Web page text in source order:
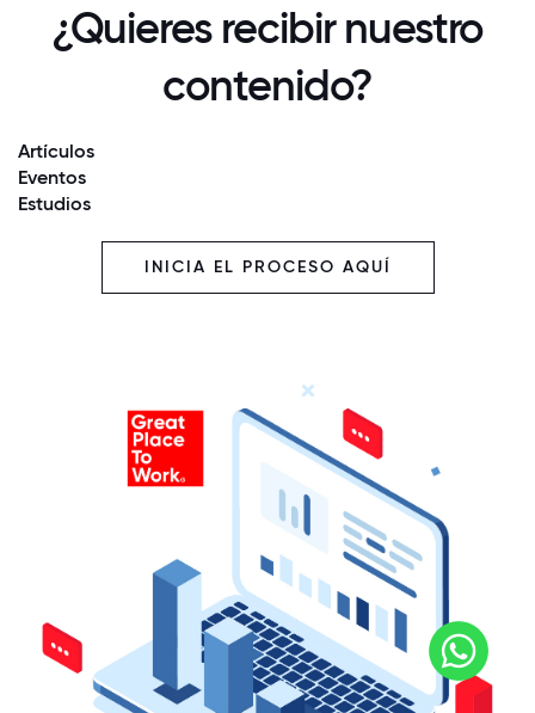
¿Quieres recibir nuestro
contenido?
Artículos
Eventos
Estudios
INICIA EL PROCESO AQUÍ